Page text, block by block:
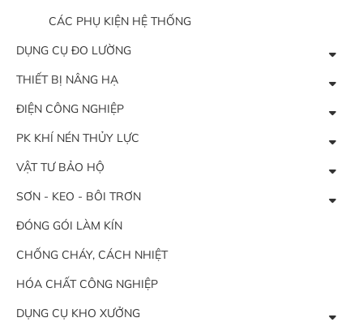
CÁC PHỤ KIỆN HỆ THỐNG
DỤNG CỤ ĐO LƯỜNG
THIẾT BỊ NÂNG HẠ
ĐIỆN CÔNG NGHIỆP
PK KHÍ NÉN THỦY LỰC
VẬT TƯ BẢO HỘ
SƠN - KEO - BÔI TRƠN
ĐÓNG GÓI LÀM KÍN
CHỐNG CHÁY, CÁCH NHIỆT
HÓA CHẤT CÔNG NGHIỆP
DỤNG CỤ KHO XƯỞNG